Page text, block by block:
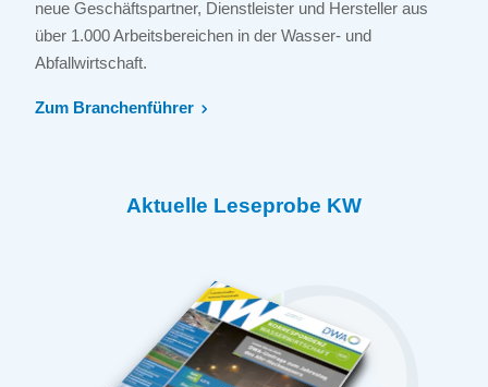
neue Geschäftspartner, Dienstleister und Hersteller aus
über 1.000 Arbeitsbereichen in der Wasser- und
Abfallwirtschaft.
Zum Branchenführer
Aktuelle Leseprobe KW